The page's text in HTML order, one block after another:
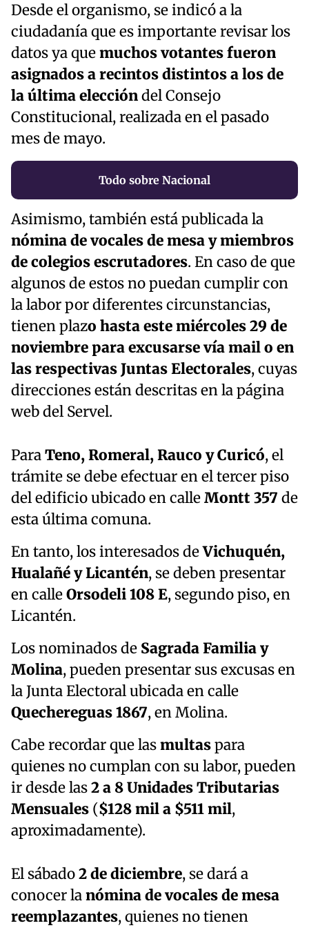
Desde el organismo, se indicó a la
ciudadanía que es importante revisar los
datos ya quemuchos votantes fueron
asignados a recintos distintos a los de
la última eleccióndel Consejo
Constitucional, realizada en el pasado
mes de mayo.
Todo sobre Nacional
Asimismo, también está publicada la
nómina de vocales de mesa y miembros
de colegios escrutadores. En caso de que
algunos de estos no puedan cumplir con
la labor por diferentes circunstancias,
tienen plazo hasta este miércoles 29 de
noviembre para excusarse vía mail o en
las respectivas Juntas Electorales, cuyas
direcciones están descritas en la página
web del Servel.
ParaTeno, Romeral, Rauco y Curicó, el
trámite se debe efectuar en el tercer piso
del edificio ubicado en calleMontt 357 de
esta última comuna.
En tanto, los interesados deVichuquén,
Hualañé y Licantén, se deben presentar
en calleOrsodeli 108 E, segundo piso, en
Licantén.
Los nominados de Sagrada Familia y
Molina, pueden presentar sus excusas en
la Junta Electoral ubicada en calle
Quechereguas 1867, en Molina.
Cabe recordar que lasmultaspara
quienes no cumplan con su labor, pueden
ir desde las2 a 8 Unidades Tributarias
Mensuales ($128 mil a $511 mil,
aproximadamente).
El sábado2 de diciembre, se dará a
conocer lanómina de vocales de mesa
reemplazantes, quienes no tienen